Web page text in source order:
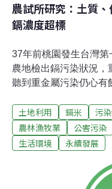
農試所研究：土質
鎘濃度超標
37年前桃園發生台灣
農地檢出鎘污染狀況，
聽到重金屬污染仍心有
試所投入多年研究農
副研究員林毓雯博士率
壤有輕微鎘含量，但只
管理三管齊下，就能大
田持續耕作的一線生
難解 農地復耕找出新
土地利用 鎘米 污
農林漁牧業
公害污染
生活環境
永續發展